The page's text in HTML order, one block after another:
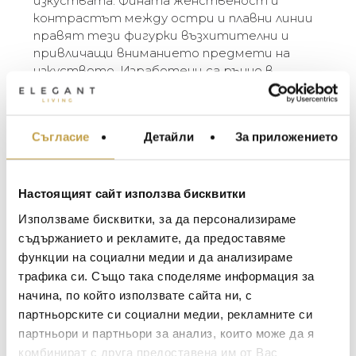
Съгласие Детайли За приложението
Настоящият сайт използва бисквитки
Използваме бисквитки, за да персонализираме
съдържанието и рекламите, да предоставяме
функции на социални медии и да анализираме
трафика си. Също така споделяме информация за
начина, по който използвате сайта ни, с
партньорските си социални медии, рекламните си
партньори и партньори за анализ, които може да я
комбинират с друга предоставена им от Вас
контрастът между остри и плавни линии
правят тези фигурки възхитителни и
привличащи вниманието предмети на
изкуството. Изработени са ръчно в
бразилското керамично студио Cores da
Terra. Музите се предлагат в три цвята
размера (small, plus, large). Разликите в
цвета и размера са естествен резултат
designed by the Belgian sculptor Renaat
Ramon. They are characters from Greek
mythology and represent the daughters of the
gods Zeus and Mnemosyne. In ancient tales,
the Muses are regarded as inspirational
goddesses of literature, science and the arts.
The subtle femininity and the contrast between
sharp and smooth lines make these figurines
МЕБЕЛИ ЗА ДОМА И
ЗА МАСАТА
ТЕКСТИЛ ЗА ДОМА
АРОМАТИ ЗА ДОМА
ИЗКУСТВО И КНИГИ
ВИСОК КЛАС
BACCARAT
TOM DIXON
MICHAEL ARAM
ASSOULINE
SELETTI